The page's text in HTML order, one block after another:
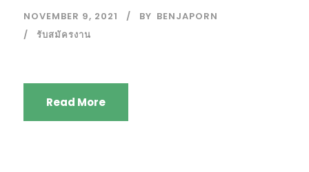
NOVEMBER 9, 2021 BY BENJAPORN
รับสมัครงาน
Read More